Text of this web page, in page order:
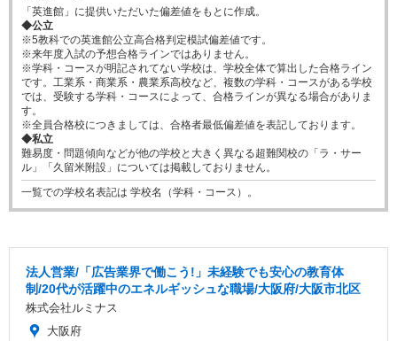
「英進館」に提供いただいた偏差値をもとに作成。
◆公立
※5教科での英進館公立高合格判定模試偏差値です。
※来年度入試の予想合格ラインではありません。
※学科・コースが明記されてない学校は、学校全体で算出した合格ライン
です。工業系・商業系・農業系高校など、複数の学科・コースがある学校
では、受験する学科・コースによって、合格ラインが異なる場合がありま
す。
※全員合格校につきましては、合格者最低偏差値を表記しております。
◆私立
難易度・問題傾向などが他の学校と大きく異なる超難関校の「ラ・サー
ル」「久留米附設」については掲載しておりません。
一覧での学校名表記は 学校名（学科・コース）。
法人営業/「広告業界で働こう!」未経験でも安心の教育体
制/20代が活躍中のエネルギッシュな職場/大阪府/大阪市北区
株式会社ルミナス
大阪府